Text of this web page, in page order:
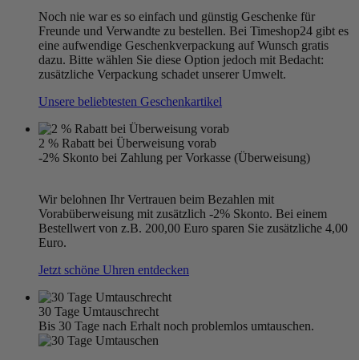
Noch nie war es so einfach und günstig Geschenke für
Freunde und Verwandte zu bestellen. Bei Timeshop24 gibt es
eine aufwendige Geschenkverpackung auf Wunsch gratis
dazu. Bitte wählen Sie diese Option jedoch mit Bedacht:
zusätzliche Verpackung schadet unserer Umwelt.
Unsere beliebtesten Geschenkartikel
2 % Rabatt bei Überweisung vorab
-2% Skonto bei Zahlung per Vorkasse (Überweisung)
Wir belohnen Ihr Vertrauen beim Bezahlen mit
Vorabüberweisung mit zusätzlich -2% Skonto. Bei einem
Bestellwert von z.B. 200,00 Euro sparen Sie zusätzliche 4,00
Euro.
Jetzt schöne Uhren entdecken
30 Tage Umtauschrecht
Bis 30 Tage nach Erhalt noch problemlos umtauschen.